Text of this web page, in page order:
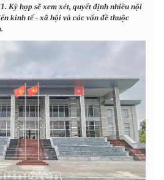
Kỳ họp sẽ xem xét, quyết định nhiều nội
kinh tế - xã hội và các vấn đề thuộc